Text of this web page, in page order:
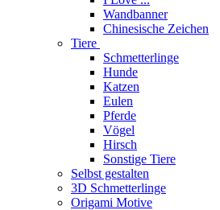
Wandbanner
Chinesische Zeichen
Tiere
Schmetterlinge
Hunde
Katzen
Eulen
Pferde
Vögel
Hirsch
Sonstige Tiere
Selbst gestalten
3D Schmetterlinge
Origami Motive